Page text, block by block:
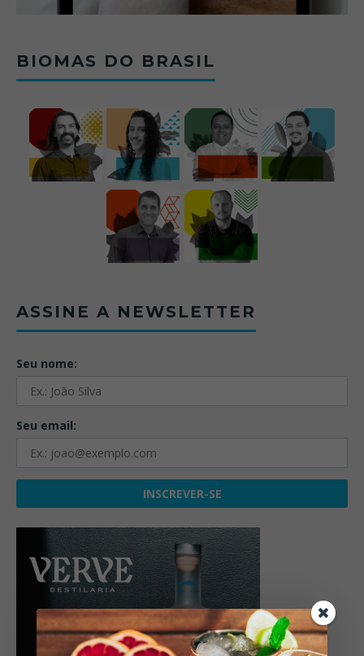
BIOMAS DO BRASIL
ASSINE A NEWSLETTER
Seu nome:
Seu email: